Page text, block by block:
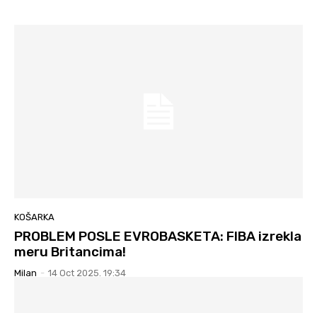
KOŠARKA
PROBLEM POSLE EVROBASKETA: FIBA izrekla
meru Britancima!
Milan - 14 Oct 2025. 19:34